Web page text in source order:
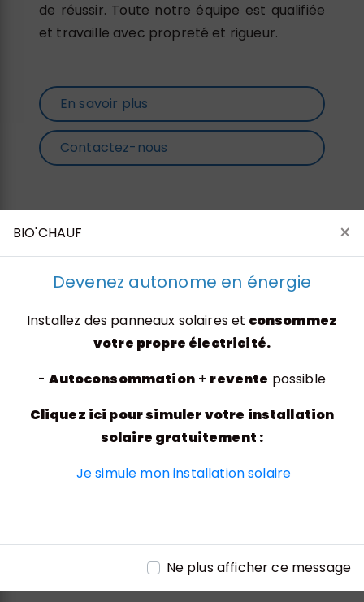
BIO'CHAUF ×
Devenez autonome en énergie
Installez des panneaux solaires et consommez
votre propre électricité.
-Autoconsommation+ revente possible
Cliquez ici pour simuler votre installation
solaire gratuitement :
Je simule mon installation solaire
Ne plus afficher ce message
de réussir. Toute notre équipe est qualifiée
et travaille avec propreté et rigueur.
En savoir plus
Contactez-nous
Rue de l'Entreprise, 70200 Lure
Téléphone